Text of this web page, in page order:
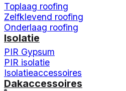
Toplaag roofing
Zelfklevend roofing
Onderlaag roofing
Isolatie
PIR Gypsum
PIR isolatie
Isolatieaccessoires
Dakaccessoires